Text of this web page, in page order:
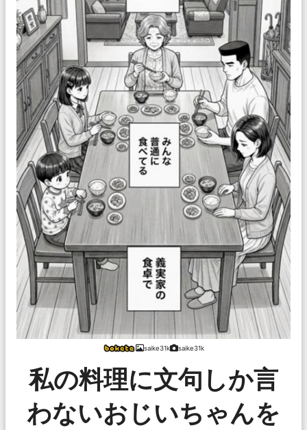
saike31k saike31k
私の料理に文句しか言
わないおじいちゃんを